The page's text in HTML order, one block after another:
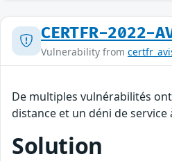
CERTFR-2022-
Vulnerability from
De multiples vulnérabilités
distance et un déni de service
Solution